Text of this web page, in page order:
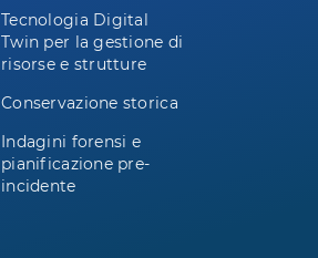
Tecnologia Digital
Twin per la gestione di
risorse e strutture
Conservazione storica
Indagini forensi e
pianificazione pre-
incidente